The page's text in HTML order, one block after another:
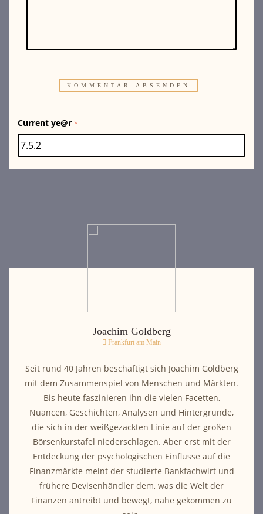
Current ye@r *
Joachim Goldberg
Frankfurt am Main
Seit rund 40 Jahren beschäftigt sich Joachim Goldberg
mit dem Zusammenspiel von Menschen und Märkten.
Bis heute faszinieren ihn die vielen Facetten,
Nuancen, Geschichten, Analysen und Hintergründe,
die sich in der weißgezackten Linie auf der großen
Börsenkurstafel niederschlagen. Aber erst mit der
Entdeckung der psychologischen Einflüsse auf die
Finanzmärkte meint der studierte Bankfachwirt und
frühere Devisenhändler dem, was die Welt der
Finanzen antreibt und bewegt, nahe gekommen zu